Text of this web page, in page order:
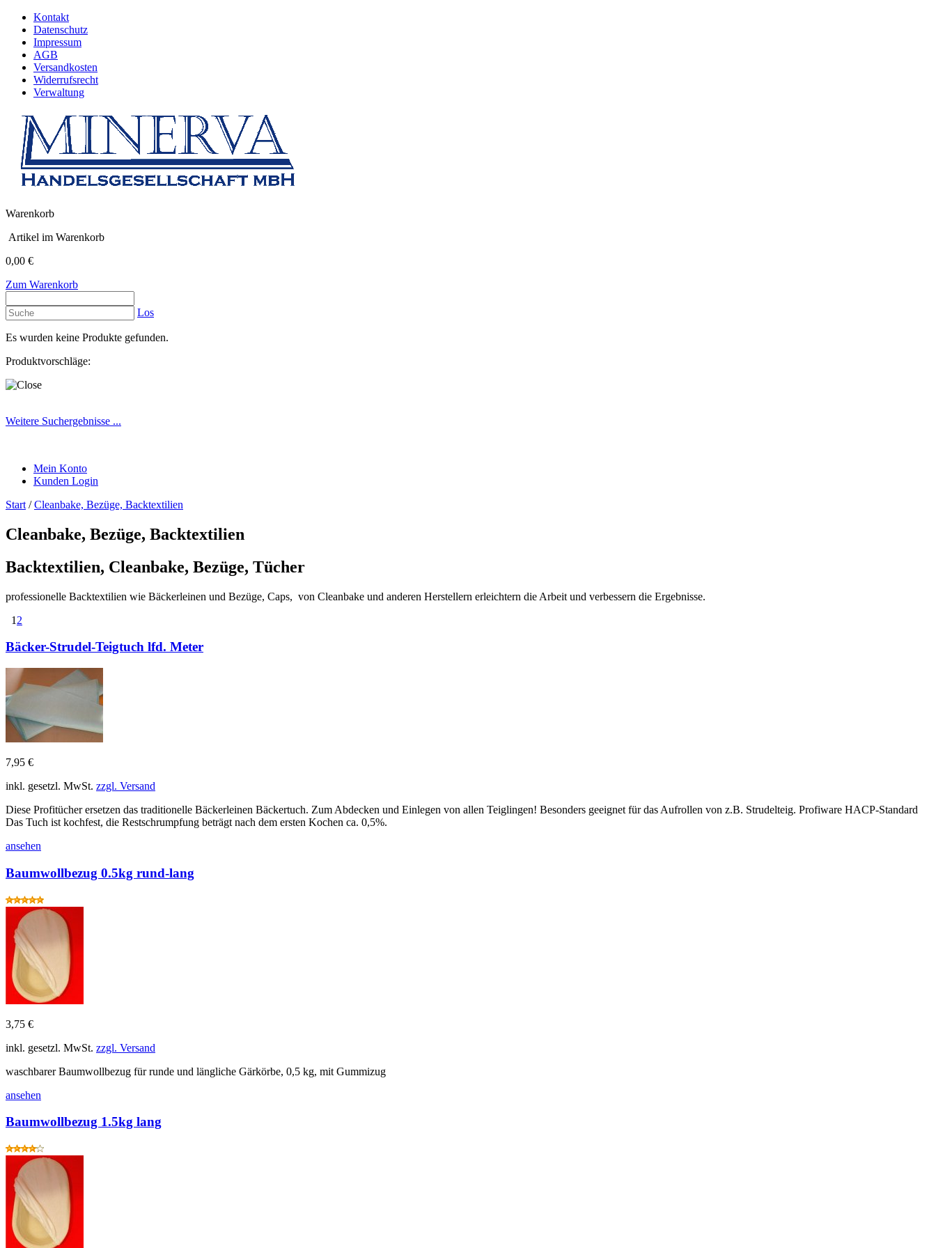
Kontakt
Datenschutz
Impressum
AGB
Versandkosten
Widerrufsrecht
Verwaltung
Warenkorb
Artikel im Warenkorb
0,00 €
Zum Warenkorb
Los
Es wurden keine Produkte gefunden.
Produktvorschläge:
Weitere Suchergebnisse ...
Mein Konto
Kunden Login
Start /Cleanbake, Bezüge, Backtextilien
Cleanbake, Bezüge, Backtextilien
Backtextilien, Cleanbake, Bezüge, Tücher
professionelle Backtextilien wie Bäckerleinen und Bezüge, Caps, von Cleanbake und anderen Herstellern erleichtern die Arbeit und verbessern die Ergebnisse.
1 2
Bäcker-Strudel-Teigtuch lfd. Meter
7,95 €
inkl. gesetzl. MwSt. zzgl. Versand
Diese Profitücher ersetzen das traditionelle Bäckerleinen Bäckertuch. Zum Abdecken und Einlegen von allen Teiglingen! Besonders geeignet für das Aufrollen von z.B. Strudelteig. Profiware HACP-Standard
Das Tuch ist kochfest, die Restschrumpfung beträgt nach dem ersten Kochen ca. 0,5%.
ansehen
Baumwollbezug 0.5kg rund-lang
3,75 €
inkl. gesetzl. MwSt. zzgl. Versand
waschbarer Baumwollbezug für runde und längliche Gärkörbe, 0,5 kg, mit Gummizug
ansehen
Baumwollbezug 1.5kg lang